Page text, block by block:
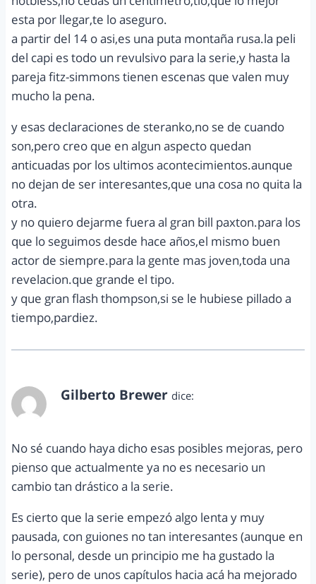
esta por llegar,te lo aseguro.
a partir del 14 o asi,es una puta montaña rusa.la peli
del capi es todo un revulsivo para la serie,y hasta la
pareja fitz-simmons tienen escenas que valen muy
mucho la pena.
y esas declaraciones de steranko,no se de cuando
son,pero creo que en algun aspecto quedan
anticuadas por los ultimos acontecimientos.aunque
no dejan de ser interesantes,que una cosa no quita la
otra.
y no quiero dejarme fuera al gran bill paxton.para los
que lo seguimos desde hace años,el mismo buen
actor de siempre.para la gente mas joven,toda una
revelacion.que grande el tipo.
y que gran flash thompson,si se le hubiese pillado a
tiempo,pardiez.
Gilberto Brewer dice:
No sé cuando haya dicho esas posibles mejoras, pero
pienso que actualmente ya no es necesario un
cambio tan drástico a la serie.
Es cierto que la serie empezó algo lenta y muy
pausada, con guiones no tan interesantes (aunque en
lo personal, desde un principio me ha gustado la
serie), pero de unos capítulos hacia acá ha mejorado